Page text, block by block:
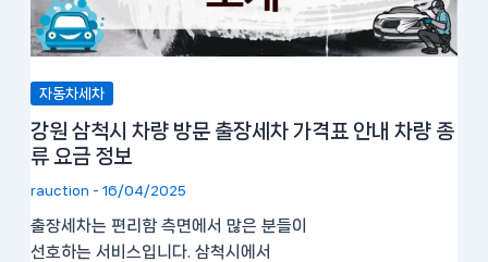
자동차세차
강원 삼척시 차량 방문 출장세차 가격표 안내 차량 종
류 요금 정보
rauction - 16/04/2025
출장세차는 편리함 측면에서 많은 분들이
선호하는 서비스입니다. 삼척시에서